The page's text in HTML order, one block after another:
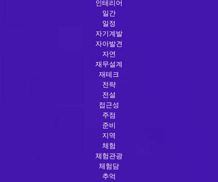
인테리어
일간
일정
자기계발
자아발견
자연
재무설계
재테크
전략
전설
접근성
주점
준비
지역
체험
체험관광
체험담
추억